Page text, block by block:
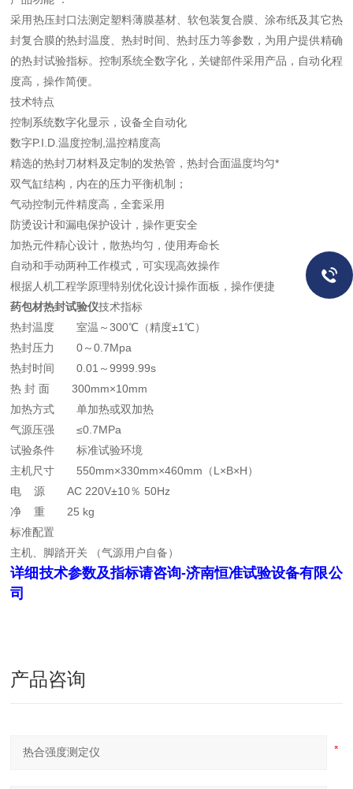
采用热压封口法测定塑料薄膜基材、软包装复合膜、涂布纸及其它热
封复合膜的热封温度、热封时间、热封压力等参数，为用户提供精确
的热封试验指标。控制系统全数字化，关键部件采用产品，自动化程
度高，操作简便。
技术特点
控制系统数字化显示，设备全自动化
数字P.I.D.温度控制,温控精度高
精选的热封刀材料及定制的发热管，热封合面温度均匀*
双气缸结构，内在的压力平衡机制；
气动控制元件精度高，全套采用
防烫设计和漏电保护设计，操作更安全
加热元件精心设计，散热均匀，使用寿命长
自动和手动两种工作模式，可实现高效操作
根据人机工程学原理特别优化设计操作面板，操作便捷
药包材热封试验仪技术指标
热封温度 室温～300℃（精度±1℃）
热封压力 0～0.7Mpa
热封时间 0.01～9999.99s
热 封 面 300mm×10mm
加热方式 单加热或双加热
气源压强 ≤0.7MPa
试验条件 标准试验环境
主机尺寸 550mm×330mm×460mm（L×B×H）
电 源 AC 220V±10％ 50Hz
净 重 25 kg
标准配置
主机、脚踏开关 （气源用户自备）
详细技术参数及指标请咨询-济南恒准试验设备有限公
司
产品咨询